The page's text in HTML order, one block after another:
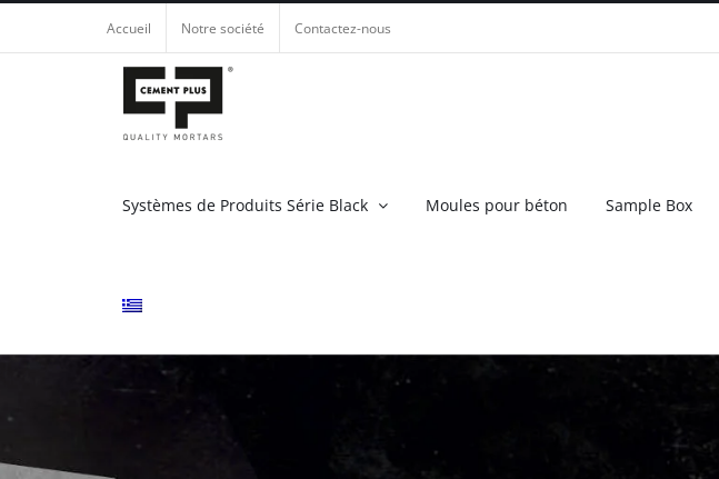
Accueil Notre société Contactez-nous
Systèmes de Produits Série Black Moules pour béton Sample Box